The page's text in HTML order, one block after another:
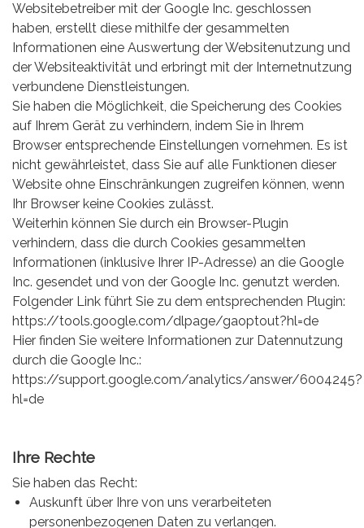
Websitebetreiber mit der Google Inc. geschlossen
haben, erstellt diese mithilfe der gesammelten
Informationen eine Auswertung der Websitenutzung und
der Websiteaktivität und erbringt mit der Internetnutzung
verbundene Dienstleistungen.
Sie haben die Möglichkeit, die Speicherung des Cookies
auf Ihrem Gerät zu verhindern, indem Sie in Ihrem
Browser entsprechende Einstellungen vornehmen. Es ist
nicht gewährleistet, dass Sie auf alle Funktionen dieser
Website ohne Einschränkungen zugreifen können, wenn
Ihr Browser keine Cookies zulässt.
Weiterhin können Sie durch ein Browser-Plugin
verhindern, dass die durch Cookies gesammelten
Informationen (inklusive Ihrer IP-Adresse) an die Google
Inc. gesendet und von der Google Inc. genutzt werden.
Folgender Link führt Sie zu dem entsprechenden Plugin:
https://tools.google.com/dlpage/gaoptout?hl=de
Hier finden Sie weitere Informationen zur Datennutzung
durch die Google Inc.:
https://support.google.com/analytics/answer/6004245?
hl=de
Ihre Rechte
Sie haben das Recht:
Auskunft über Ihre von uns verarbeiteten
personenbezogenen Daten zu verlangen.